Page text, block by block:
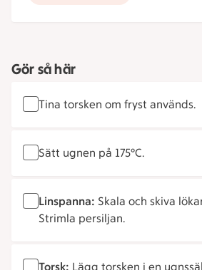
Gör så här
Tina torsken om fryst används.
Sätt ugnen på 175°C.
Linspanna: Skala och skiva
Strimla persiljan.
Torsk: Lägg torsken i en